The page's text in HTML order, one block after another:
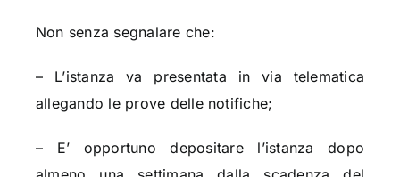
Non senza segnalare che:
– L’istanza va presentata in via telematica
allegando le prove delle notifiche;
– E’ opportuno depositare l’istanza dopo